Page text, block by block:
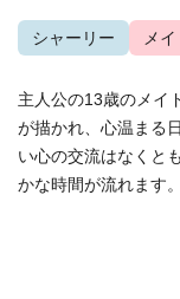
シャーリー メ
主人公の13歳のメイ
が描かれ、心温まる
い心の交流はなくと
かな時間が流れます。